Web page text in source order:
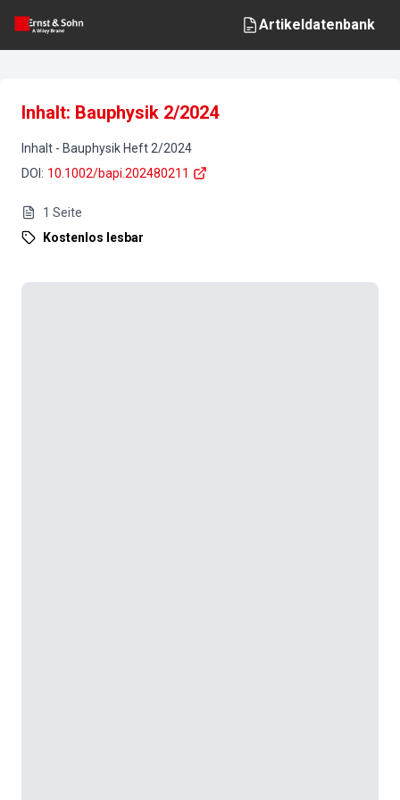
Artikeldatenbank
Inhalt: Bauphysik 2/2024
Inhalt - Bauphysik Heft 2/2024
DOI : 10.1002/bapi.202480211
1 Seite
Kostenlos lesbar